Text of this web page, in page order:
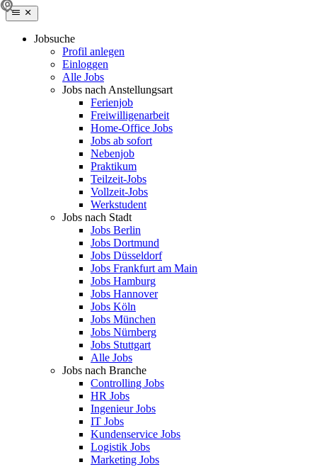
Jobsuche
Profil anlegen
Einloggen
Alle Jobs
Jobs nach Anstellungsart
Ferienjob
Freiwilligenarbeit
Home-Office Jobs
Jobs ab sofort
Nebenjob
Praktikum
Teilzeit-Jobs
Vollzeit-Jobs
Werkstudent
Jobs nach Stadt
Jobs Berlin
Jobs Dortmund
Jobs Düsseldorf
Jobs Frankfurt am Main
Jobs Hamburg
Jobs Hannover
Jobs Köln
Jobs München
Jobs Nürnberg
Jobs Stuttgart
Alle Jobs
Jobs nach Branche
Controlling Jobs
HR Jobs
Ingenieur Jobs
IT Jobs
Kundenservice Jobs
Logistik Jobs
Marketing Jobs